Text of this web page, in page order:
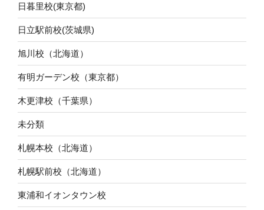
日暮里校(東京都)
日立駅前校(茨城県)
旭川校（北海道）
有明ガーデン校（東京都）
木更津校（千葉県）
未分類
札幌本校（北海道）
札幌駅前校（北海道）
東浦和イオンタウン校